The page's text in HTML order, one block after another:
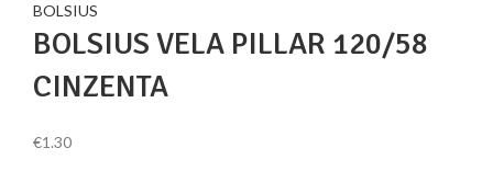
BOLSIUS
BOLSIUS VELA PILLAR 120/58
CINZENTA
€1.30